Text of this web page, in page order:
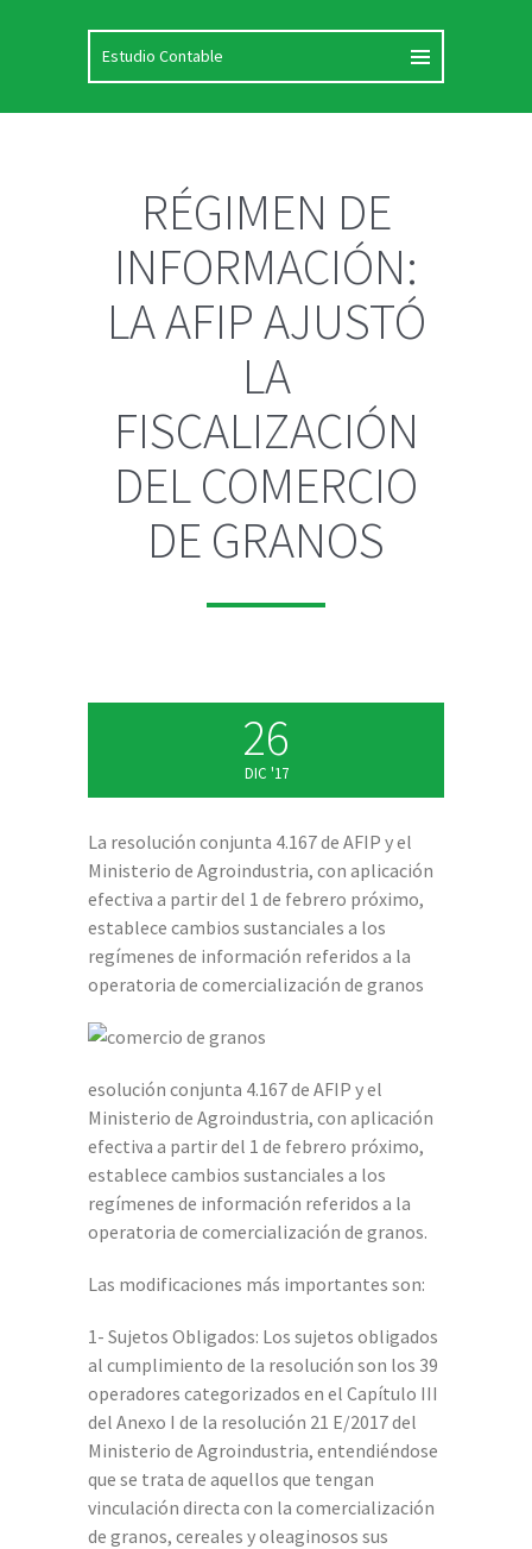
RÉGIMEN DE
INFORMACIÓN:
LA AFIP AJUSTÓ
LA
FISCALIZACIÓN
DEL COMERCIO
DE GRANOS
26
DIC '17
La resolución conjunta 4.167 de AFIP y el
Ministerio de Agroindustria, con aplicación
efectiva a partir del 1 de febrero próximo,
establece cambios sustanciales a los
regímenes de información referidos a la
operatoria de comercialización de granos
esolución conjunta 4.167 de AFIP y el
Ministerio de Agroindustria, con aplicación
efectiva a partir del 1 de febrero próximo,
establece cambios sustanciales a los
regímenes de información referidos a la
operatoria de comercialización de granos.
Las modificaciones más importantes son:
1- Sujetos Obligados: Los sujetos obligados
al cumplimiento de la resolución son los 39
operadores categorizados en el Capítulo III
del Anexo I de la resolución 21 E/2017 del
Ministerio de Agroindustria, entendiéndose
que se trata de aquellos que tengan
vinculación directa con la comercialización
de granos, cereales y oleaginosos sus